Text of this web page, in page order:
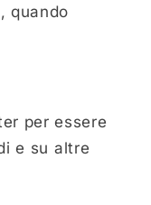
quando
per essere
e su altre